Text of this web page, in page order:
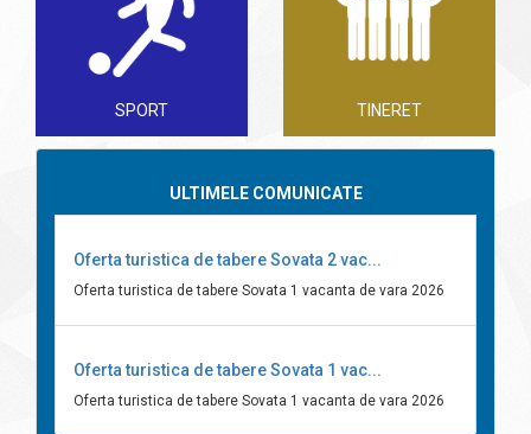
SPORT TINERET
ULTIMELE COMUNICATE
Oferta turistica de tabere Sovata 2 vac...
Oferta turistica de tabere Sovata 1 vacanta de vara 2026
Oferta turistica de tabere Sovata 1 vac...
Oferta turistica de tabere Sovata 1 vacanta de vara 2026